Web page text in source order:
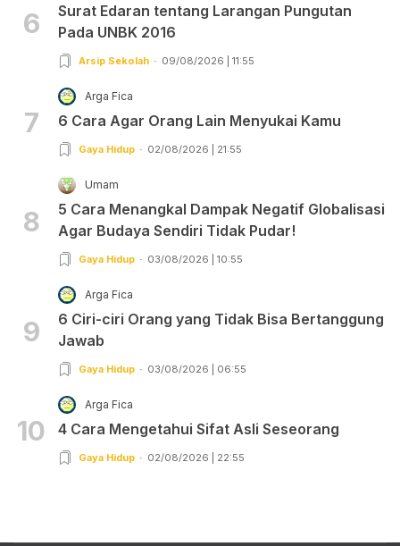
6
Surat Edaran tentang Larangan Pungutan
Pada UNBK 2016
Arsip Sekolah 09/08/2026 | 11:55
7
Arga Fica
6 Cara Agar Orang Lain Menyukai Kamu
Gaya Hidup 02/08/2026 | 21:55
8
Umam
5 Cara Menangkal Dampak Negatif Globalisasi
Agar Budaya Sendiri Tidak Pudar!
Gaya Hidup 03/08/2026 | 10:55
9
Arga Fica
6 Ciri-ciri Orang yang Tidak Bisa Bertanggung
Jawab
Gaya Hidup 03/08/2026 | 06:55
10
Arga Fica
4 Cara Mengetahui Sifat Asli Seseorang
Gaya Hidup 02/08/2026 | 22:55